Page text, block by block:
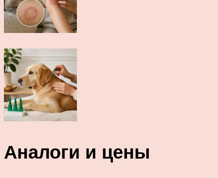
Аналоги и цены